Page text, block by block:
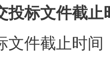
投标文件截
文件截止时间